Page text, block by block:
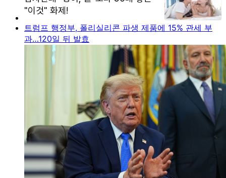
트럼프 행정부, 폴리실리콘 파생 제품에 15% 관세 부
과…120일 뒤 발효